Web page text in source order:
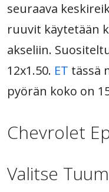
seuraava
ruuvit käytetään
akseliin.
12x1.50. ET tässä
pyörän koko on
Chevrolet
Valitse